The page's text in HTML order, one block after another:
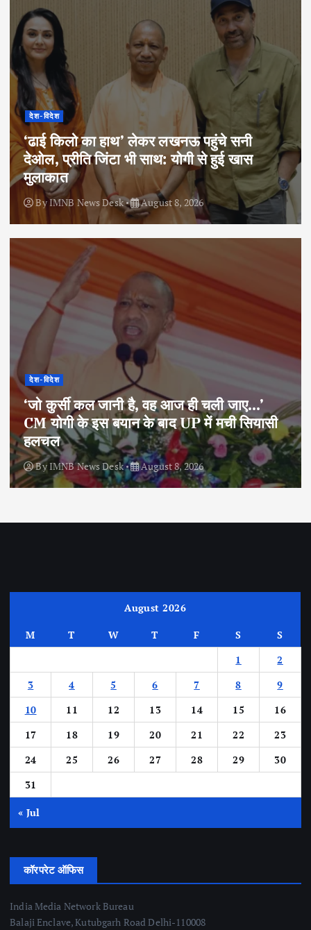
देश-विदेश
‘ढाई किलो का हाथ’ लेकर लखनऊ पहुंचे सनी
देओल, प्रीति जिंटा भी साथ: योगी से हुई खास
मुलाकात
ByIMNB News Desk August 8, 2026
देश-विदेश
‘जो कुर्सी कल जानी है, वह आज ही चली जाए…’
CM योगी के इस बयान के बाद UP में मची सियासी
हलचल
ByIMNB News Desk August 8, 2026
August 2026
M T W T F S
S
1
2
3
4 5 6 7 8
9
10
11 12 13 14 15
16
17
18 19 20 21 22
23
24
25 26 27 28 29
30
31
« Jul
कॉरपरेट ऑफिस
India Media Network Bureau
Balaji Enclave, Kutubgarh Road Delhi-110008